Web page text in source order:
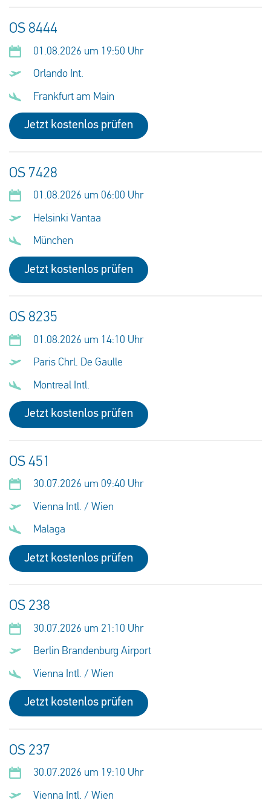
OS 8444
01.08.2026 um 19:50 Uhr
Orlando Int.
Frankfurt am Main
Jetzt kostenlos prüfen
OS 7428
01.08.2026 um 06:00 Uhr
Helsinki Vantaa
München
Jetzt kostenlos prüfen
OS 8235
01.08.2026 um 14:10 Uhr
Paris Chrl. De Gaulle
Montreal Intl.
Jetzt kostenlos prüfen
OS 451
30.07.2026 um 09:40 Uhr
Vienna Intl. / Wien
Malaga
Jetzt kostenlos prüfen
OS 238
30.07.2026 um 21:10 Uhr
Berlin Brandenburg Airport
Vienna Intl. / Wien
Jetzt kostenlos prüfen
OS 237
30.07.2026 um 19:10 Uhr
Vienna Intl. / Wien